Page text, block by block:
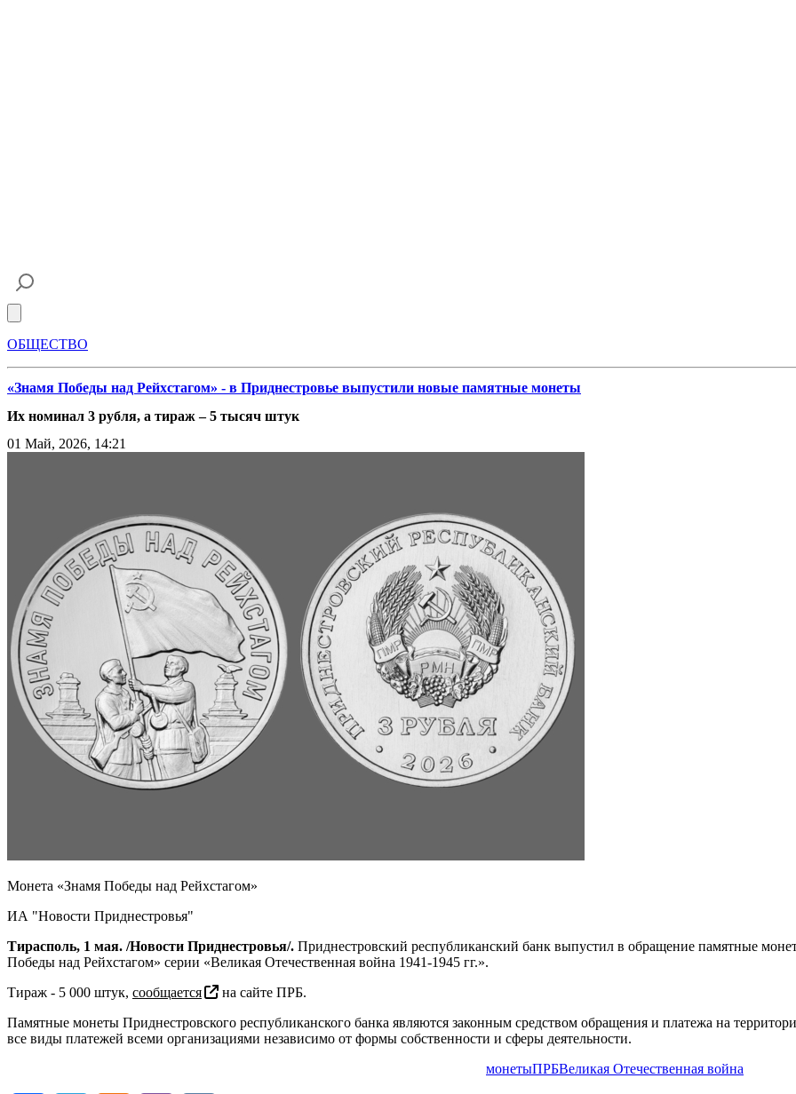
ОБЩЕСТВО
«Знамя Победы над Рейхстагом» - в Приднестровье выпустили новые памятные монеты
Их номинал 3 рубля, а тираж – 5 тысяч штук
01 Май, 2026, 14:21
Монета «Знамя Победы над Рейхстагом»
ИА "Новости Приднестровья"
Тирасполь, 1 мая. /Новости Приднестровья/. Приднестровский республиканский банк выпустил в обращение памятные
Победы над Рейхстагом» серии «Великая Отечественная война 1941-1945 гг.».
Тираж - 5 000 штук, сообщается
на сайте ПРБ.
Памятные монеты Приднестровского республиканского банка являются законным средством обращения и платежа на
все виды платежей всеми организациями независимо от формы собственности и сферы деятельности.
монетыПРБВеликая Отечественная война